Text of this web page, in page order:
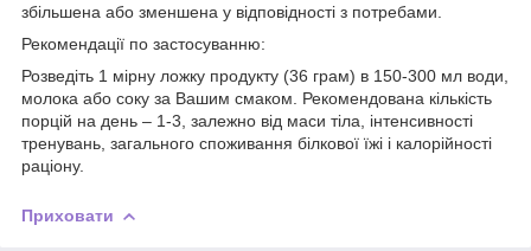
збільшена або зменшена у відповідності з потребами.
Рекомендації по застосуванню:
Розведіть 1 мірну ложку продукту (36 грам) в 150-300 мл води,
молока або соку за Вашим смаком. Рекомендована кількість
порцій на день – 1-3, залежно від маси тіла, інтенсивності
тренувань, загального споживання білкової їжі і калорійності
раціону.
Приховати